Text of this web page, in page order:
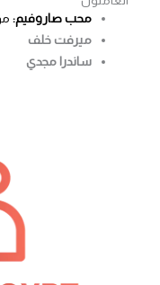
محب صاروفيم:
ميرفت خلف
ساندرا مجدي